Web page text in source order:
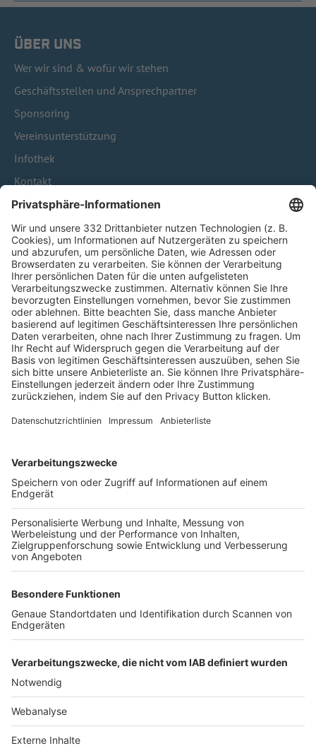
ÜBER UNS
Wer wir sind & wofür wir stehen
Geschäftsstellen und Ansprechpartner
Sponsoring
Vereinsunterstützung
Infothek
Kontakt
HÄUFIG BESUCHTE SEITEN
Pässe und Vereinswechsel
Trainerausbildung
Schulungsangebot Vereinsmitarbeiter
BFV-Geschäftsstellen
Trainerbörse
Login SpielPlus
FOLGE DEM BFV
TOP-VEREINE
TOP-PARTNER
Nutzungsbedingungen Datenschutz Impressum